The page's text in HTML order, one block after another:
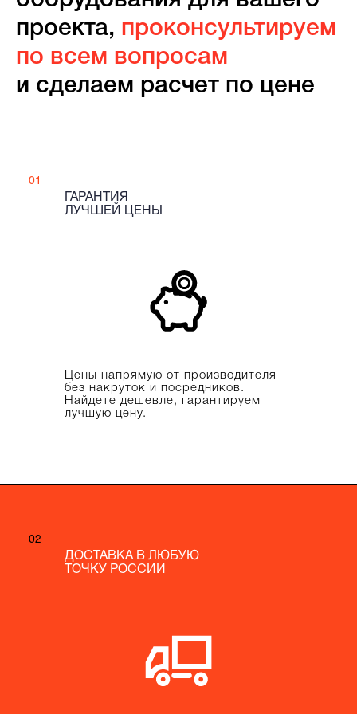
проекта, проконсультируем
по всем вопросам
и сделаем расчет по цене
01
ГАРАНТИЯ
ЛУЧШЕЙ ЦЕНЫ
Цены напрямую от производителя
без накруток и посредников.
Найдете дешевле, гарантируем
лучшую цену.
02
ДОСТАВКА В ЛЮБУЮ
ТОЧКУ РОССИИ
02
ДОСТАВКА В ЛЮБУЮ
ТОЧКУ РОССИИ